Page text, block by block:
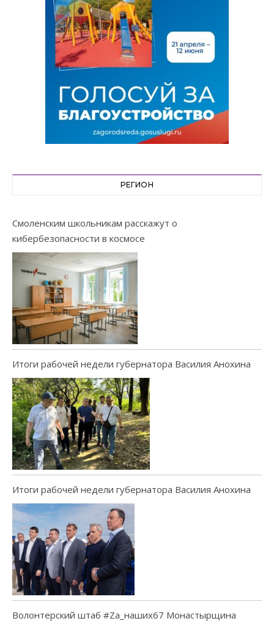
РЕГИОН
Смоленским школьникам расскажут о
кибербезопасности в космосе
Итоги рабочей недели губернатора Василия Анохина
Итоги рабочей недели губернатора Василия Анохина
Волонтерский штаб #Za_наших67 Монастырщина